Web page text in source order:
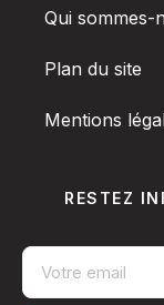
Qui sommes-
Plan du site
Mentions
RESTEZ